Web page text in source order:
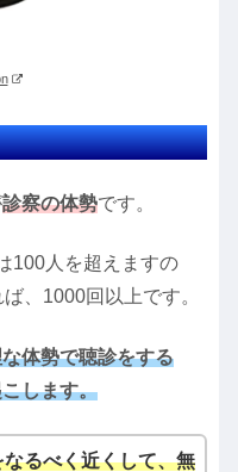
診察の体勢です。
100人を超えますの
、1000回以上です。
体勢で聴診をする
します。
るべく近くして、無